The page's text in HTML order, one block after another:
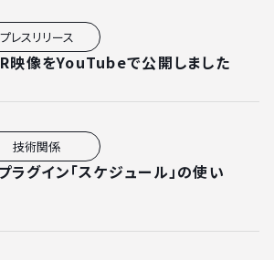
プレスリリース
映像をYouTubeで公開しました
技術関係
グイン「スケジュール」の使い